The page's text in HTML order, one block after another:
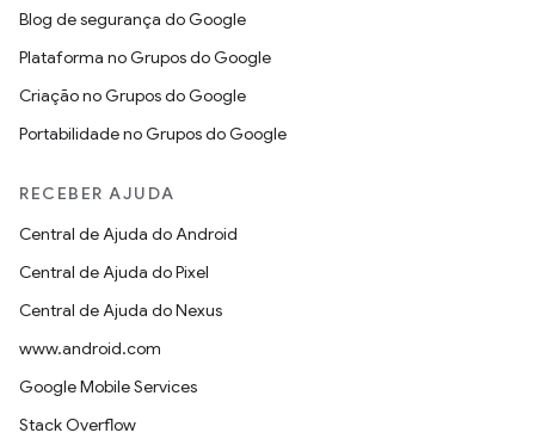
Blog de segurança do Google
Plataforma no Grupos do Google
Criação no Grupos do Google
Portabilidade no Grupos do Google
RECEBER AJUDA
Central de Ajuda do Android
Central de Ajuda do Pixel
Central de Ajuda do Nexus
www.android.com
Google Mobile Services
Stack Overflow